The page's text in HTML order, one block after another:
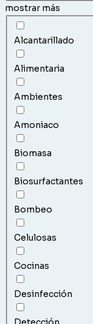
mostrar más
Alcantarillado
Alimentaria
Ambientes
Amoniaco
Biomasa
Biosurfactantes
Bombeo
Celulosas
Cocinas
Desinfección